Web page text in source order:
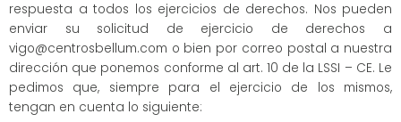
respuesta a todos los ejercicios de derechos. Nos pueden
enviar su solicitud de ejercicio de derechos a
vigo@centrosbellum.com o bien por correo postal a nuestra
dirección que ponemos conforme al art. 10 de la LSSI – CE. Le
pedimos que, siempre para el ejercicio de los mismos,
tengan en cuenta lo siguiente: